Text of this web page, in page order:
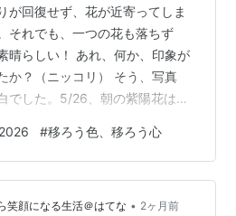
が回復せず、花が近寄ってしま
それでも、一つの花も落ちず
晴らしい！ あれ、何か、印象が
か？（ニッコリ） そう、写真
でした。5/26、朝の紫陽花は、
6/5朝には、空色に変わってきま
う色。。。心も動いていかなく
るワタクシでした（ニッコ
ログから、お祝いメールが届き
#移ろう色、移ろう心
笑顔になる生活＠はてな • 2ヶ月前